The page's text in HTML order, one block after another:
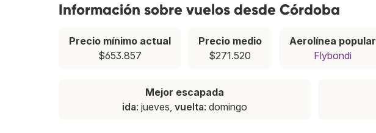
Información sobre vuelos desde Córdoba
Precio mínimo actual
$653.857
Precio medio
$271.520
Aerolínea popular
Flybondi
Mejor escapada
ida: jueves, vuelta: domingo